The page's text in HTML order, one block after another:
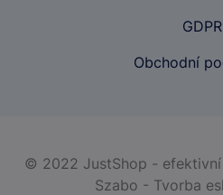
GDPR
Obchodní
© 2022 JustShop -
Szabo - Tvorba